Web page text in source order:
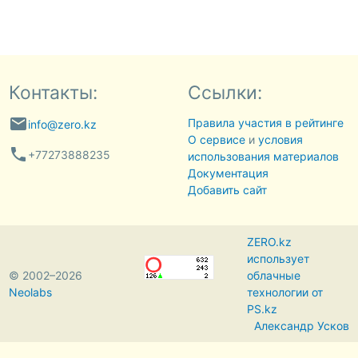
Контакты:
emailinfo@zero.kz
phone +77273888235
Ссылки:
Правила участия в рейтинге
О сервисеи условия
использования материалов
Документация
Добавить сайт
© 2002–2026
Neolabs
ZERO.kz
использует
облачные
технологии от
PS.kz
Александр Усков